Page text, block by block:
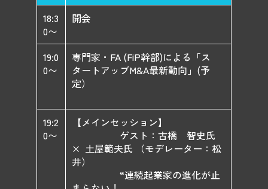
18:3
0〜
開会
19:0
0〜
専門家・FA (FiP幹部)による「ス
タートアップM&A最新動向」(予
定）
19:2
0〜
【メインセッション】
ゲスト：古橋 智史氏
× 土屋範夫氏 （モデレーター：松
井）
“連続起業家の進化が止